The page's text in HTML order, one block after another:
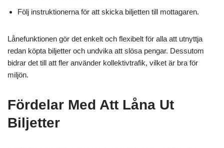
Följ instruktionerna för att skicka biljetten till mottagaren.
Lånefunktionen gör det enkelt och flexibelt för alla att utnyttja
redan köpta biljetter och undvika att slösa pengar. Dessutom
bidrar det till att fler använder kollektivtrafik, vilket är bra för
miljön.
Fördelar Med Att Låna Ut
Biljetter